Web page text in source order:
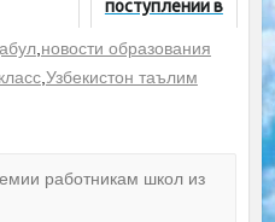
поступлении в
анные школы?
, новости образования
, Узбекистон таълим
работникам школ из